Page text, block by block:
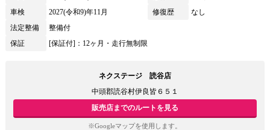
車検
2027(令和9)年11月 修復歴
なし
法定整備
整備付
保証
[保証付]：12ヶ月・走行無制限
ネクステージ 読谷店
中頭郡読谷村伊良皆６５１
販売店までのルートを見る
※Googleマップを使用します。